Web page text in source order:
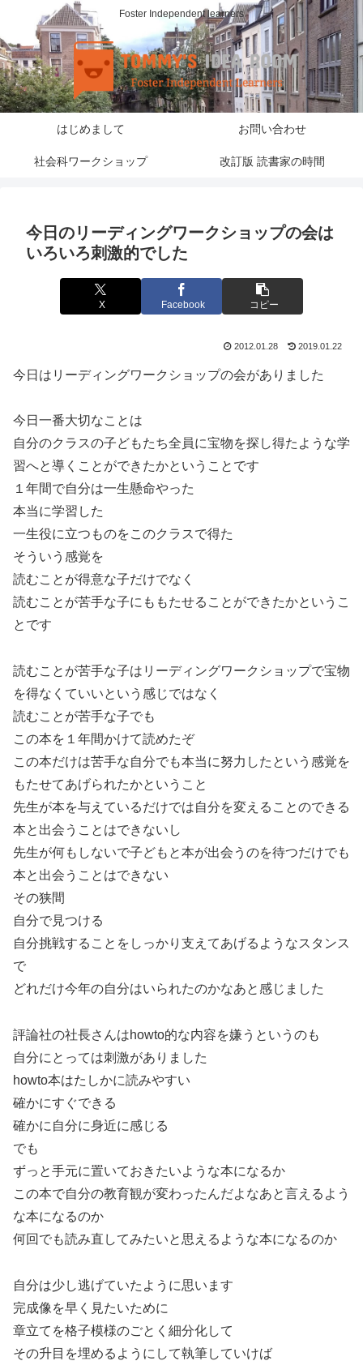
Foster Independent learners
はじめまして お問い合わせ
社会科ワークショップ 改訂版 読書家の時間
今日のリーディングワークショップの会は
いろいろ刺激的でした
X Facebook コピー
2012.01.28 2019.01.22
今日はリーディングワークショップの会がありました
今日一番大切なことは
自分のクラスの子どもたち全員に宝物を探し得たような学
習へと導くことができたかということです
１年間で自分は一生懸命やった
本当に学習した
一生役に立つものをこのクラスで得た
そういう感覚を
読むことが得意な子だけでなく
読むことが苦手な子にももたせることができたかというこ
とです
読むことが苦手な子はリーディングワークショップで宝物
を得なくていいという感じではなく
読むことが苦手な子でも
この本を１年間かけて読めたぞ
この本だけは苦手な自分でも本当に努力したという感覚を
もたせてあげられたかということ
先生が本を与えているだけでは自分を変えることのできる
本と出会うことはできないし
先生が何もしないで子どもと本が出会うのを待つだけでも
本と出会うことはできない
その狭間
自分で見つける
自分挑戦することをしっかり支えてあげるようなスタンス
で
どれだけ今年の自分はいられたのかなあと感じました
評論社の社長さんはhowto的な内容を嫌うというのも
自分にとっては刺激がありました
howto本はたしかに読みやすい
確かにすぐできる
確かに自分に身近に感じる
でも
ずっと手元に置いておきたいような本になるか
この本で自分の教育観が変わったんだよなあと言えるよう
な本になるのか
何回でも読み直してみたいと思えるような本になるのか
自分は少し逃げていたように思います
完成像を早く見たいために
章立てを格子模様のごとく細分化して
その升目を埋めるようにして執筆していけば